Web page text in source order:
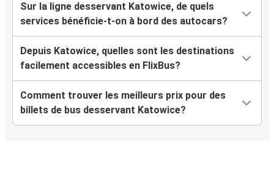
Sur la ligne desservant Katowice, de quels
services bénéficie-t-on à bord des autocars?
Depuis Katowice, quelles sont les destinations
facilement accessibles en FlixBus?
Comment trouver les meilleurs prix pour des
billets de bus desservant Katowice?